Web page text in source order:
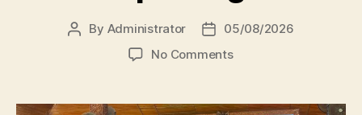
Post
By Administrator
Post05/08/2026
No Commentson
Unissula